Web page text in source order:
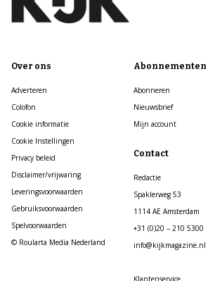
Over ons
Adverteren
Colofon
Cookie informatie
Cookie Instellingen
Privacy beleid
Disclaimer/vrijwaring
Leveringsvoorwaarden
Gebruiksvoorwaarden
Spelvoorwaarden
© Roularta Media Nederland
Abonnementen
Abonneren
Nieuwsbrief
Mijn account
Contact
Redactie
Spaklerweg 53
1114 AE Amsterdam
+31 (0)20 – 210 5300
info@kijkmagazine.nl
Klantenservice